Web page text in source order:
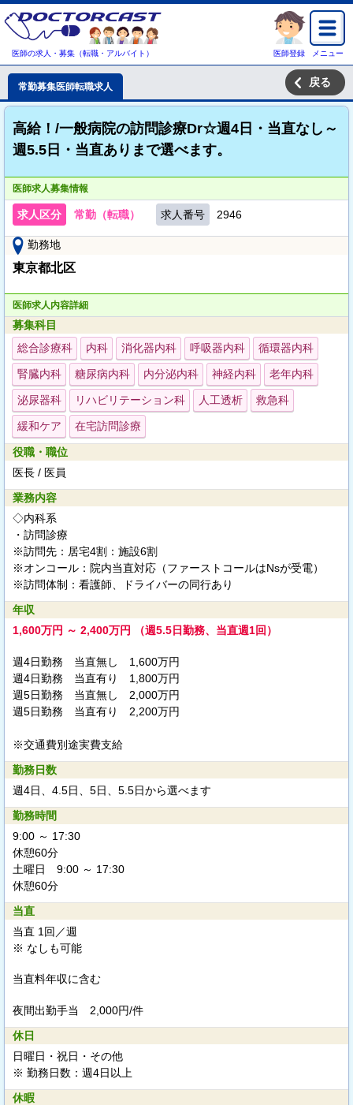
医師の求人・募集（転職・アルバイト） 医師登録 メニュー
常勤募集医師転職求人 戻る
高給！/一般病院の訪問診療Dr☆週4日・当直なし～
週5.5日・当直ありまで選べます。
医師求人募集情報
求人区分 常勤（転職） 求人番号 2946
勤務地
東京都北区
医師求人内容詳細
募集科目
総合診療科
内科 消化器内科 呼吸器内科 循環器内科
腎臓内科 糖尿病内科 内分泌内科 神経内科 老年内科
泌尿器科 リハビリテーション科 人工透析 救急科
緩和ケア 在宅訪問診療
役職・職位
医長 / 医員
業務内容
◇内科系
・訪問診療
※訪問先：居宅4割：施設6割
※オンコール：院内当直対応（ファーストコールはNsが受電）
※訪問体制：看護師、ドライバーの同行あり
年収
1,600万円 ～ 2,400万円 （週5.5日勤務、当直週1回）
週4日勤務 当直無し 1,600万円
週4日勤務 当直有り 1,800万円
週5日勤務 当直無し 2,000万円
週5日勤務 当直有り 2,200万円
※交通費別途実費支給
勤務日数
週4日、4.5日、5日、5.5日から選べます
勤務時間
9:00 ～ 17:30
休憩60分
土曜日 9:00 ～ 17:30
休憩60分
当直
当直 1回／週
※ なしも可能
当直料年収に含む
夜間出勤手当 2,000円/件
休日
日曜日・祝日・その他
※ 勤務日数：週4日以上
休暇